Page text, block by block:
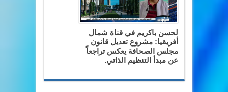
لحسن باكريم في قناة شمال
أفريقيا: مشروع تعديل قانون
مجلس الصحافة يعكس تراجعاً
عن مبدأ التنظيم الذاتي.